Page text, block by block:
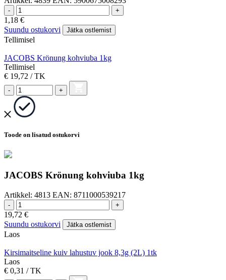
- +
1,18 €
Suundu ostukorvi
Jätka ostlemist
Tellimisel
JACOBS Krönung kohviuba 1kg
Tellimisel
€ 19,72 / TK
- +
Toode on lisatud ostukorvi
JACOBS Krönung kohviuba 1kg
Artikkel: 4813 EAN: 8711000539217
- +
19,72 €
Suundu ostukorvi
Jätka ostlemist
Laos
Kirsimaitseline kuiv lahustuv jook 8,3g (2L) 1tk
Laos
€ 0,31 / TK